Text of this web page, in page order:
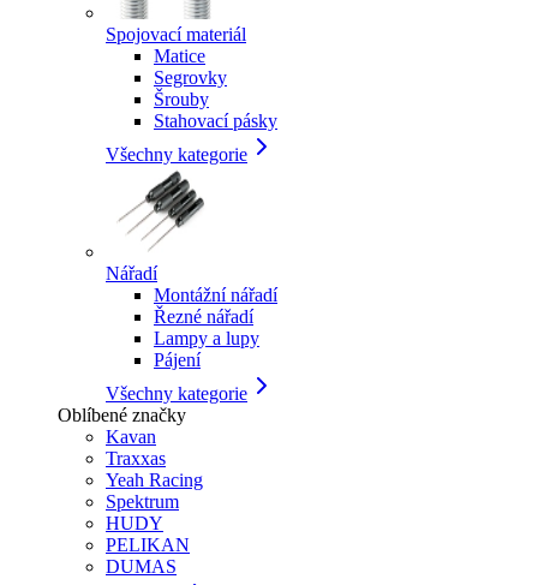
Spojovací materiál
Matice
Segrovky
Šrouby
Stahovací pásky
Všechny kategorie
Nářadí
Montážní nářadí
Řezné nářadí
Lampy a lupy
Pájení
Všechny kategorie
Oblíbené značky
Kavan
Traxxas
Yeah Racing
Spektrum
HUDY
PELIKAN
DUMAS